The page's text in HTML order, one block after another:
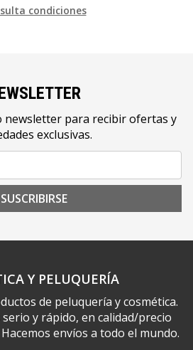
condiciones
newsletter para recibir ofertas y
exclusivas.
SUSCRIBIRSE
Y PELUQUERÍA
de peluquería y cosmética.
y rápido, en calidad/precio
envíos a todo el mundo.